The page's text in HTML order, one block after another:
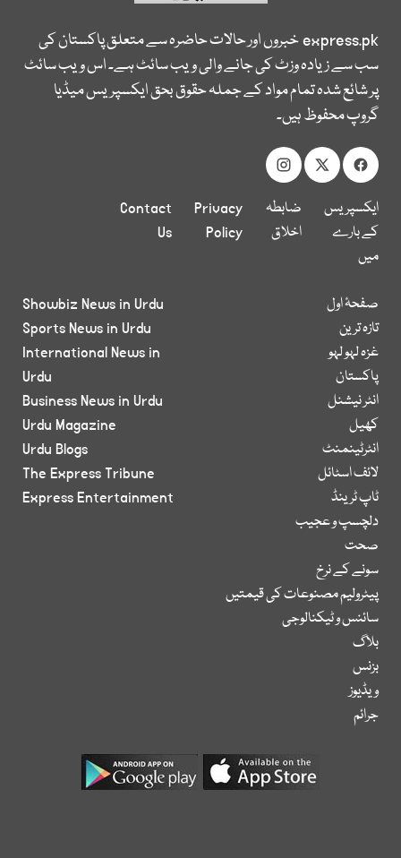
express.pkخبروں اور حالات حاضرہ سے متعلق پاکستان کی
سب سے زیادہ وزٹ کی جانے والی ویب سائٹ ہے۔ اس ویب سائٹ
پر شائع شدہ تمام مواد کے جملہ حقوق بحق ایکسپریس میڈیا
گروپ محفوظ ہیں۔
ایکسپریس
کے بارے
میں
ضابطہ
اخلاق
Privacy
Policy
Contact
Us
صفحۂ اول
تازہ ترین
غزہ لہو لہو
پاکستان
انٹر نیشنل
کھیل
انٹرٹینمنٹ
لائف اسٹائل
ٹاپ ٹرینڈ
دلچسپ و عجیب
صحت
سونے کے نرخ
پیٹرولیم مصنوعات کی قیمتیں
سائنس و ٹیکنالوجی
بلاگ
بزنس
ویڈیوز
جرائم
Showbiz News in Urdu
Sports News in Urdu
International News in
Urdu
Business News in Urdu
Urdu Magazine
Urdu Blogs
The Express Tribune
Express Entertainment